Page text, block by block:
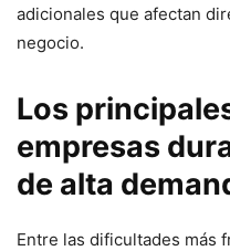
adicionales que afectan
negocio.
Los
empresas
de alta
Entre las dificultades más